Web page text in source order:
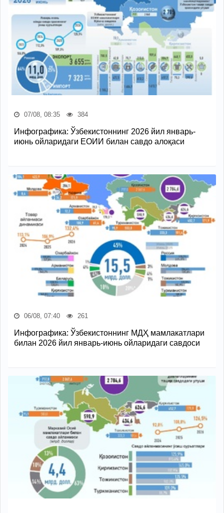
07/08, 08:35 384
Инфографика: Ўзбекистоннинг 2026 йил январь-
июнь ойларидаги ЕОИИ билан савдо алоқаси
06/08, 07:40 261
Инфографика: Ўзбекистоннинг МДҲ мамлакатлари
билан 2026 йил январь-июнь ойларидаги савдоси